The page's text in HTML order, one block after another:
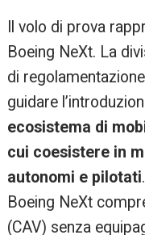
Il volo di prova
Boeing NeXt. La
di
guidare
ecosistema di
cui coesistere in
autonomi e pilotati
Boeing NeXt
(CAV) senza